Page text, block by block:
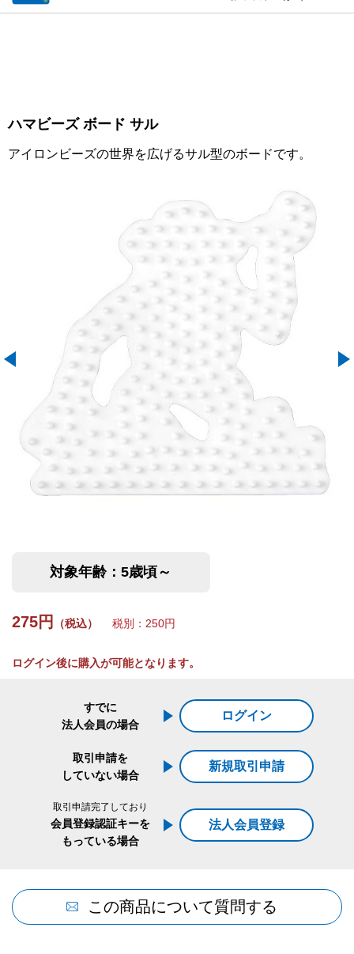
ハマビーズ ボード サル
アイロンビーズの世界を広げるサル型のボードです。
対象年齢：5歳頃～
275円 （税込） 税別：250円
ログイン後に購入が可能となります。
すでに
法人会員の場合
ログイン
取引申請を
していない場合
新規取引申請
取引申請完了しており
会員登録認証キーを
もっている場合
法人会員登録
この商品について質問する